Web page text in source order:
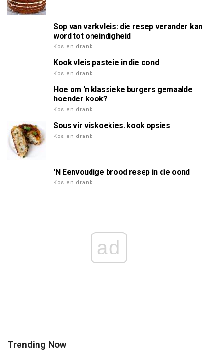
Sop van varkvleis: die resep verander kan
word tot oneindigheid
Kos en drank
Kook vleis pasteie in die oond
Kos en drank
Hoe om 'n klassieke burgers gemaalde
hoender kook?
Kos en drank
Sous vir viskoekies. kook opsies
Kos en drank
'N Eenvoudige brood resep in die oond
Kos en drank
ad
Trending Now